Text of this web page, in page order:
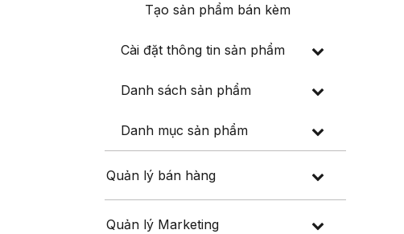
Tạo sản phẩm bán kèm
Cài đặt thông tin sản phẩm
Danh sách sản phẩm
Danh mục sản phẩm
Quản lý bán hàng
Quản lý Marketing